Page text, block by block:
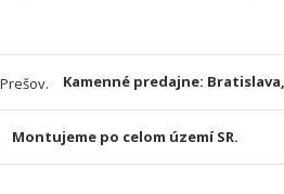
Kamenné predajne:
Montujeme po celom území SR.